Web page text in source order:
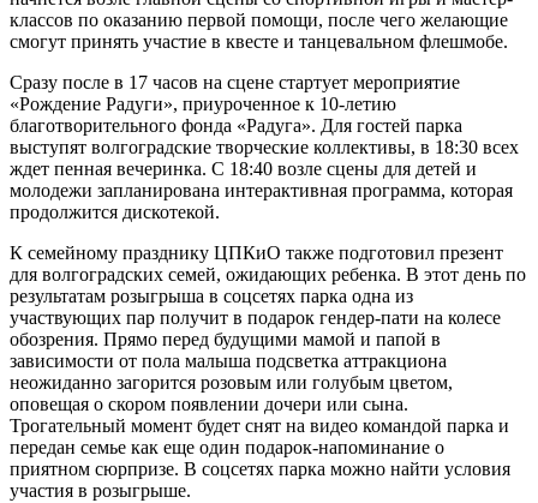
классов по оказанию первой помощи, после чего желающие
смогут принять участие в квесте и танцевальном флешмобе.
Сразу после в 17 часов на сцене стартует мероприятие
«Рождение Радуги», приуроченное к 10-летию
благотворительного фонда «Радуга». Для гостей парка
выступят волгоградские творческие коллективы, в 18:30 всех
ждет пенная вечеринка. С 18:40 возле сцены для детей и
молодежи запланирована интерактивная программа, которая
продолжится дискотекой.
К семейному празднику ЦПКиО также подготовил презент
для волгоградских семей, ожидающих ребенка. В этот день по
результатам розыгрыша в соцсетях парка одна из
участвующих пар получит в подарок гендер-пати на колесе
обозрения. Прямо перед будущими мамой и папой в
зависимости от пола малыша подсветка аттракциона
неожиданно загорится розовым или голубым цветом,
оповещая о скором появлении дочери или сына.
Трогательный момент будет снят на видео командой парка и
передан семье как еще один подарок-напоминание о
приятном сюрпризе. В соцсетях парка можно найти условия
участия в розыгрыше.